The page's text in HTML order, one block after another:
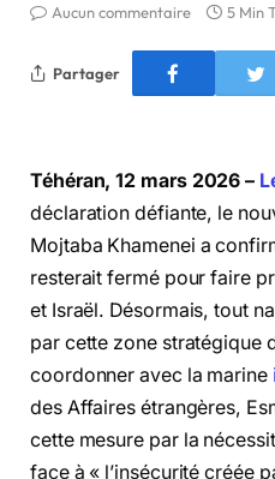
Aucun commentaire 5 Min
Partager
Téhéran, 12 mars 2026 –
déclaration défiante, le
Mojtaba Khamenei a
resterait fermé pour faire
et Israël. Désormais, tout
par cette zone stratégique
coordonner avec la marine
des Affaires étrangères,
cette mesure par la
face à « l’insécurité créée